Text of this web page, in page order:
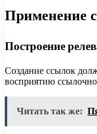
Применение
Построение
Создание ссылок
восприятию
Читать так же: